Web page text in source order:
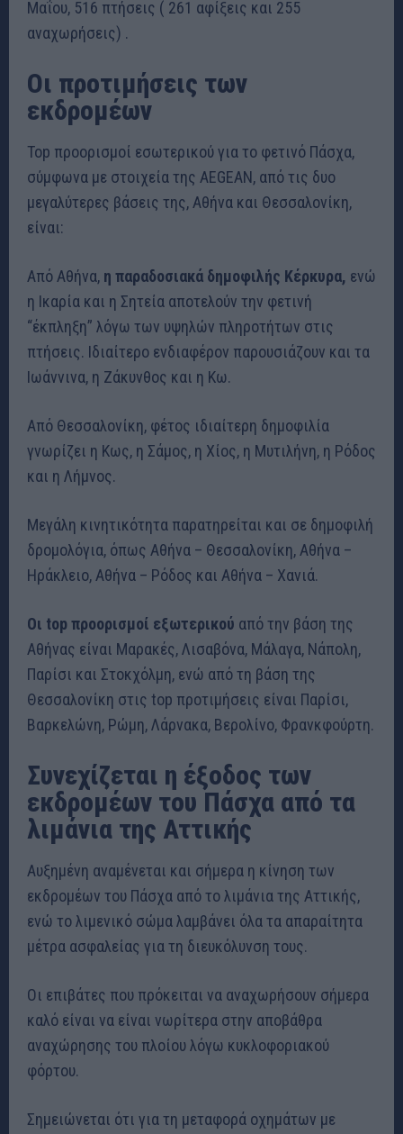
Μαΐου, 516 πτήσεις ( 261 αφίξεις και 255
αναχωρήσεις) .
Οι προτιμήσεις των
εκδρομέων
Top προορισμοί εσωτερικού για το φετινό Πάσχα,
σύμφωνα με στοιχεία της AEGEAN, από τις δυο
μεγαλύτερες βάσεις της, Αθήνα και Θεσσαλονίκη,
είναι:
Από Αθήνα, η παραδοσιακά δημοφιλής Κέρκυρα, ενώ
η Ικαρία και η Σητεία αποτελούν την φετινή
“έκπληξη” λόγω των υψηλών πληροτήτων στις
πτήσεις. Ιδιαίτερο ενδιαφέρον παρουσιάζουν και τα
Ιωάννινα, η Ζάκυνθος και η Κω.
Από Θεσσαλονίκη, φέτος ιδιαίτερη δημοφιλία
γνωρίζει η Κως, η Σάμος, η Χίος, η Μυτιλήνη, η Ρόδος
και η Λήμνος.
Μεγάλη κινητικότητα παρατηρείται και σε δημοφιλή
δρομολόγια, όπως Αθήνα – Θεσσαλονίκη, Αθήνα –
Ηράκλειο, Αθήνα – Ρόδος και Αθήνα – Χανιά.
Οι top προορισμοί εξωτερικού από την βάση της
Αθήνας είναι Μαρακές, Λισαβόνα, Μάλαγα, Νάπολη,
Παρίσι και Στοκχόλμη, ενώ από τη βάση της
Θεσσαλονίκη στις top προτιμήσεις είναι Παρίσι,
Βαρκελώνη, Ρώμη, Λάρνακα, Βερολίνο, Φρανκφούρτη.
Συνεχίζεται η έξοδος των
εκδρομέων του Πάσχα από τα
λιμάνια της Αττικής
Αυξημένη αναμένεται και σήμερα η κίνηση των
εκδρομέων του Πάσχα από το λιμάνια της Αττικής,
ενώ το λιμενικό σώμα λαμβάνει όλα τα απαραίτητα
μέτρα ασφαλείας για τη διευκόλυνση τους.
Οι επιβάτες που πρόκειται να αναχωρήσουν σήμερα
καλό είναι να είναι νωρίτερα στην αποβάθρα
αναχώρησης του πλοίου λόγω κυκλοφοριακού
φόρτου.
Σημειώνεται ότι για τη μεταφορά οχημάτων με